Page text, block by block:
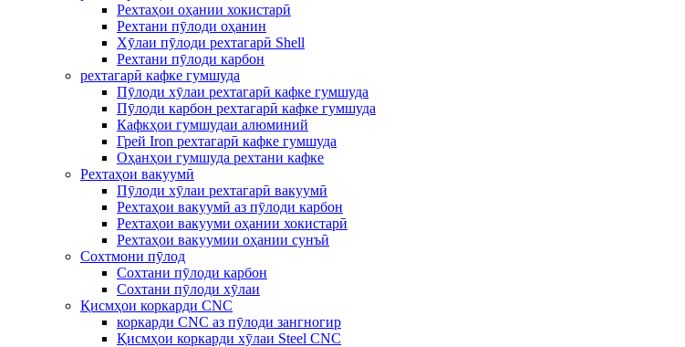
Рехтаҳои оҳании хокистарӣ
Рехтани пӯлоди оҳанин
Хӯлаи пӯлоди рехтагарӣ Shell
Рехтани пӯлоди карбон
рехтагарӣ кафке гумшуда
Пӯлоди хӯлаи рехтагарӣ кафке гумшуда
Пӯлоди карбон рехтагарӣ кафке гумшуда
Кафкҳои гумшудаи алюминий
Грей Iron рехтагарӣ кафке гумшуда
Оҳанҳои гумшуда рехтани кафке
Рехтаҳои вакуумӣ
Пӯлоди хӯлаи рехтагарӣ вакуумӣ
Рехтаҳои вакуумӣ аз пӯлоди карбон
Рехтаҳои вакууми оҳании хокистарӣ
Рехтаҳои вакуумии оҳании сунъӣ
Сохтмони пӯлод
Сохтани пӯлоди карбон
Сохтани пӯлоди хӯлаи
Қисмҳои коркарди CNC
коркарди CNC аз пӯлоди зангногир
Қисмҳои коркарди хӯлаи Steel CNC